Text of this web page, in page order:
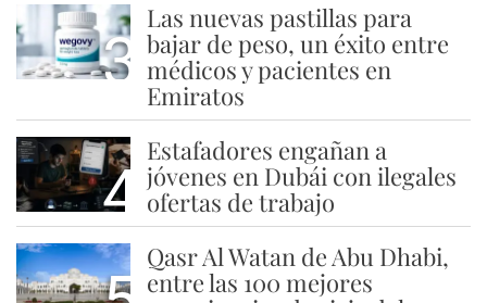
3
Las nuevas pastillas para
bajar de peso, un éxito entre
médicos y pacientes en
Emiratos
4
Estafadores engañan a
jóvenes en Dubái con ilegales
ofertas de trabajo
Qasr Al Watan de Abu Dhabi,
entre las 100 mejores